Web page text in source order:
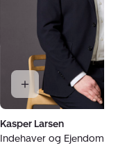
Kasper Larsen
Indehaver og